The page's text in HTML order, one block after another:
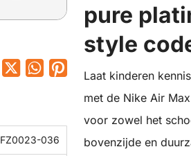
FZ0023-036
pure
style
Laat kinderen
met de Nike Air
voor zowel het
bovenzijde en